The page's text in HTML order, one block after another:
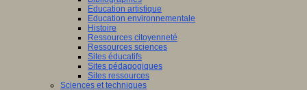
Education artistique
Education environnementale
Histoire
Ressources citoyenneté
Ressources sciences
Sites éducatifs
Sites pédagogiques
Sites ressources
Sciences et techniques